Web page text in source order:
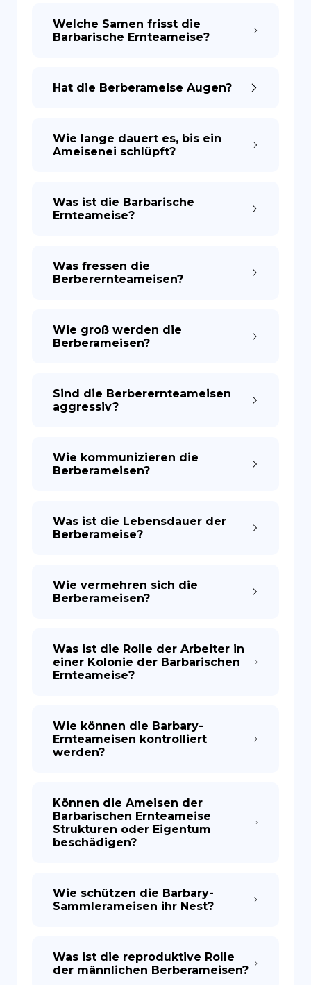
Welche Samen frisst die
Barbarische Ernteameise?
Hat die Berberameise Augen?
Wie lange dauert es, bis ein
Ameisenei schlüpft?
Was ist die Barbarische
Ernteameise?
Was fressen die
Berberernteameisen?
Wie groß werden die
Berberameisen?
Sind die Berberernteameisen
aggressiv?
Wie kommunizieren die
Berberameisen?
Was ist die Lebensdauer der
Berberameise?
Wie vermehren sich die
Berberameisen?
Was ist die Rolle der Arbeiter in
einer Kolonie der Barbarischen
Ernteameise?
Wie können die Barbary-
Ernteameisen kontrolliert
werden?
Können die Ameisen der
Barbarischen Ernteameise
Strukturen oder Eigentum
beschädigen?
Wie schützen die Barbary-
Sammlerameisen ihr Nest?
Was ist die reproduktive Rolle
der männlichen Berberameisen?